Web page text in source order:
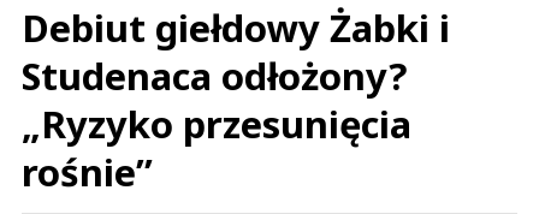
Debiut giełdowy Żabki i
Studenaca odłożony?
„Ryzyko przesunięcia
rośnie”